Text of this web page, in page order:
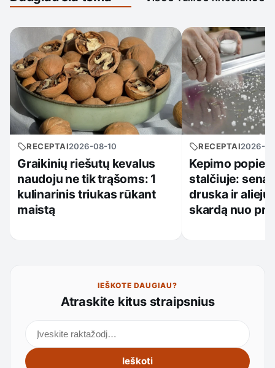
RECEPTAI2026-08-10
Graikinių riešutų kevalus
naudoju ne tik trąšoms: 1
kulinarinis triukas rūkant
maistą
RECEPTAI2026-
Kepimo
stalčiuje:
druska ir
skardą nuo
IEŠKOTE DAUGIAU?
Atraskite kitus straipsnius
Ieškoti